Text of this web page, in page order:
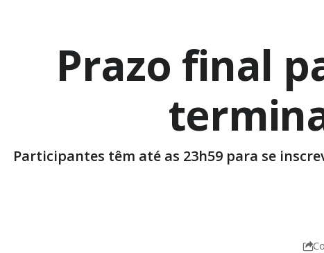
Prazo final
Participantes têm até as 23h59 para se